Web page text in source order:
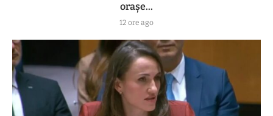
orașe...
12 ore ago